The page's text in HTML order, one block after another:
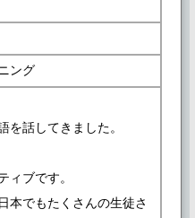
ング
を話してきました。
ィブです。
本でもたくさんの生徒さ